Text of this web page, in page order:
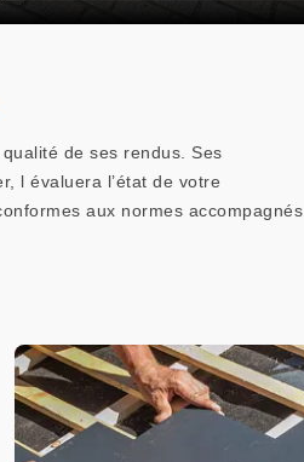
de ses rendus. Ses
l évaluera l’état de votre
aux normes accompagnés